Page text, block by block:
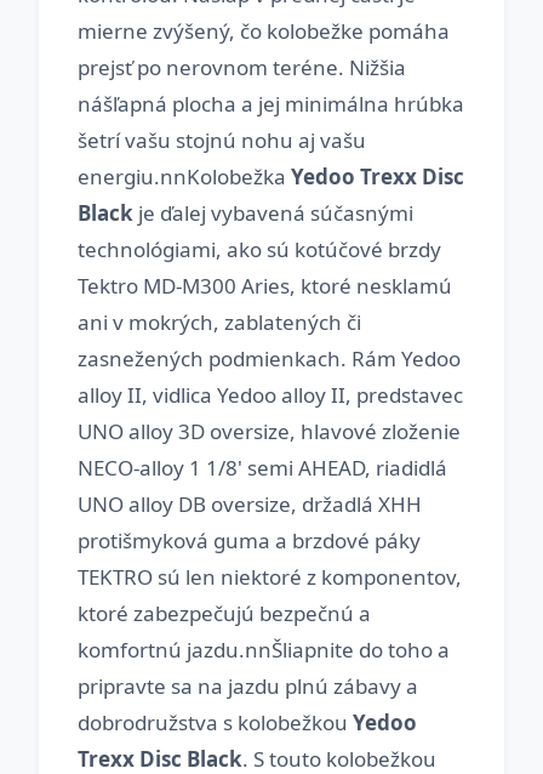
mierne zvýšený, čo kolobežke pomáha
prejsť po nerovnom teréne. Nižšia
nášľapná plocha a jej minimálna hrúbka
šetrí vašu stojnú nohu aj vašu
energiu.nnKolobežka Yedoo Trexx Disc
Black je ďalej vybavená súčasnými
technológiami, ako sú kotúčové brzdy
Tektro MD-M300 Aries, ktoré nesklamú
ani v mokrých, zablatených či
zasnežených podmienkach. Rám Yedoo
alloy II, vidlica Yedoo alloy II, predstavec
UNO alloy 3D oversize, hlavové zloženie
NECO-alloy 1 1/8' semi AHEAD, riadidlá
UNO alloy DB oversize, držadlá XHH
protišmyková guma a brzdové páky
TEKTRO sú len niektoré z komponentov,
ktoré zabezpečujú bezpečnú a
komfortnú jazdu.nnŠliapnite do toho a
pripravte sa na jazdu plnú zábavy a
dobrodružstva s kolobežkou Yedoo
Trexx Disc Black. S touto kolobežkou